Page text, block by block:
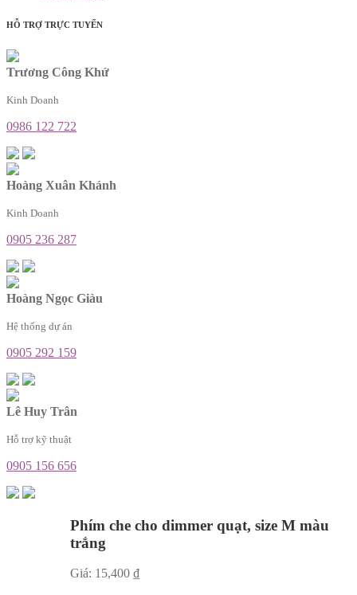
HỖ TRỢ TRỰC TUYẾN
Trương Công Khứ
Kinh Doanh
0986 122 722
Hoàng Xuân Khánh
Kinh Doanh
0905 236 287
Hoàng Ngọc Giàu
Hệ thống dự án
0905 292 159
Lê Huy Trân
Hỗ trợ kỹ thuật
0905 156 656
Phím che cho dimmer quạt, size M màu
trắng
Giá: 15,400 ₫